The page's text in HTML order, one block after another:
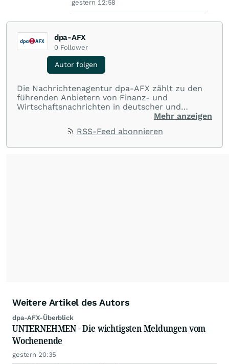
gestern 12:58
dpa-AFX
0 Follower
Autor folgen
Die Nachrichtenagentur dpa-AFX zählt zu den
führenden Anbietern von Finanz- und
Wirtschaftsnachrichten in deutscher und
englischer Sprache. Gestützt auf ein
dpa-AFX unabhängig, zuverlässig und schnell
Mehr anzeigen
RSS-Feed abonnieren
Weitere Artikel des Autors
dpa-AFX-Überblick
UNTERNEHMEN - Die wichtigsten Meldungen vom
Wochenende
gestern 20:35